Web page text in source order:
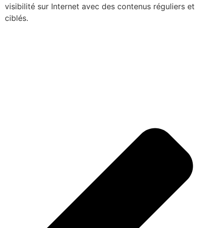
visibilité sur Internet avec des contenus réguliers et
ciblés.